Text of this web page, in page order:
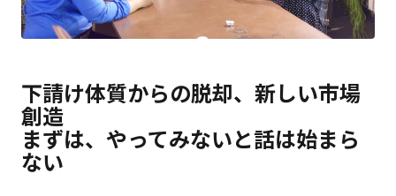
下請け体質からの脱却、新しい市場
創造
まずは、やってみないと話は始まら
ない